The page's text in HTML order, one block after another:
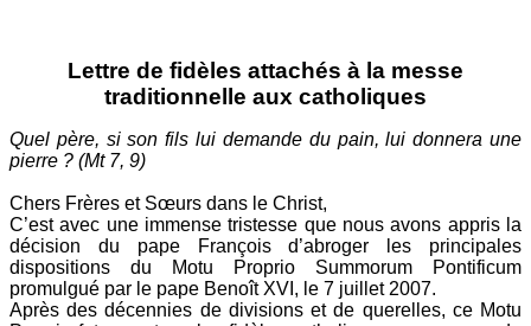
Lettre de fidèles attachés à la messe
traditionnelle aux catholiques
Quel père, si son fils lui demande du pain, lui donnera une
pierre ? (Mt 7, 9)
Chers Frères et Sœurs dans le Christ,
C’est avec une immense tristesse que nous avons appris la
décision du pape François d’abroger les principales
dispositions du Motu Proprio Summorum Pontificum
promulgué par le pape Benoît XVI, le 7 juillet 2007.
Après des décennies de divisions et de querelles, ce Motu